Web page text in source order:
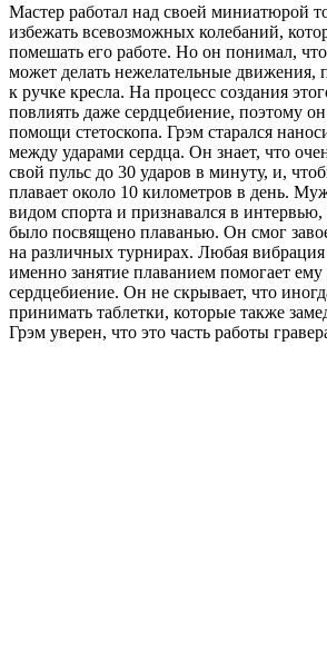
Мастер работал над своей миниатюрой
избежать всевозможных колебаний,
помешать его работе. Но он понимал,
может делать нежелательные движения,
к ручке кресла. На процесс создания
повлиять даже сердцебиение, поэтому
помощи стетоскопа. Грэм старался
между ударами сердца. Он знает, что
свой пульс до 30 ударов в минуту, и,
плавает около 10 километров в день.
видом спорта и признавался в
было посвящено плаванью. Он смог
на различных турнирах. Любая
именно занятие плаванием помогает
сердцебиение. Он не скрывает, что
принимать таблетки, которые также
Грэм уверен, что это часть работы